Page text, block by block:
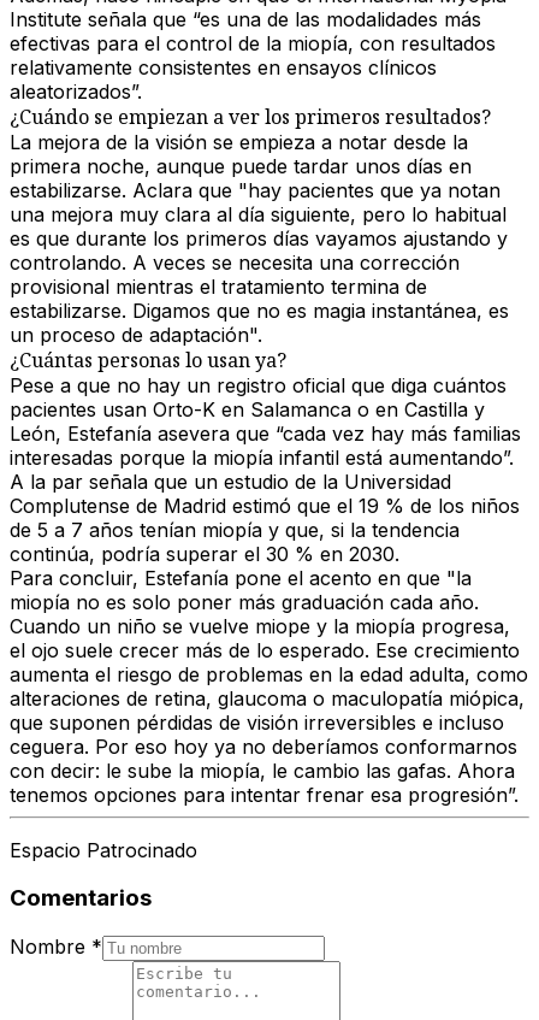
Institute señala que “es una de las modalidades más
efectivas para el control de la miopía, con resultados
relativamente consistentes en ensayos clínicos
aleatorizados”.
¿Cuándo se empiezan a ver los primeros resultados?
La mejora de la visión se empieza a notar desde la
primera noche, aunque puede tardar unos días en
estabilizarse. Aclara que "hay pacientes que ya notan
una mejora muy clara al día siguiente, pero lo habitual
es que durante los primeros días vayamos ajustando y
controlando. A veces se necesita una corrección
provisional mientras el tratamiento termina de
estabilizarse. Digamos que no es magia instantánea, es
un proceso de adaptación".
¿Cuántas personas lo usan ya?
Pese a que no hay un registro oficial que diga cuántos
pacientes usan Orto-K en Salamanca o en Castilla y
León, Estefanía asevera que “cada vez hay más familias
interesadas porque la miopía infantil está aumentando”.
A la par señala que un estudio de la Universidad
Complutense de Madrid estimó que el 19 % de los niños
de 5 a 7 años tenían miopía y que, si la tendencia
continúa, podría superar el 30 % en 2030.
Para concluir, Estefanía pone el acento en que "la
miopía no es solo poner más graduación cada año.
Cuando un niño se vuelve miope y la miopía progresa,
el ojo suele crecer más de lo esperado. Ese crecimiento
aumenta el riesgo de problemas en la edad adulta, como
alteraciones de retina, glaucoma o maculopatía miópica,
que suponen pérdidas de visión irreversibles e incluso
ceguera. Por eso hoy ya no deberíamos conformarnos
con decir: le sube la miopía, le cambio las gafas. Ahora
tenemos opciones para intentar frenar esa progresión”.
Espacio Patrocinado
Comentarios
Nombre *